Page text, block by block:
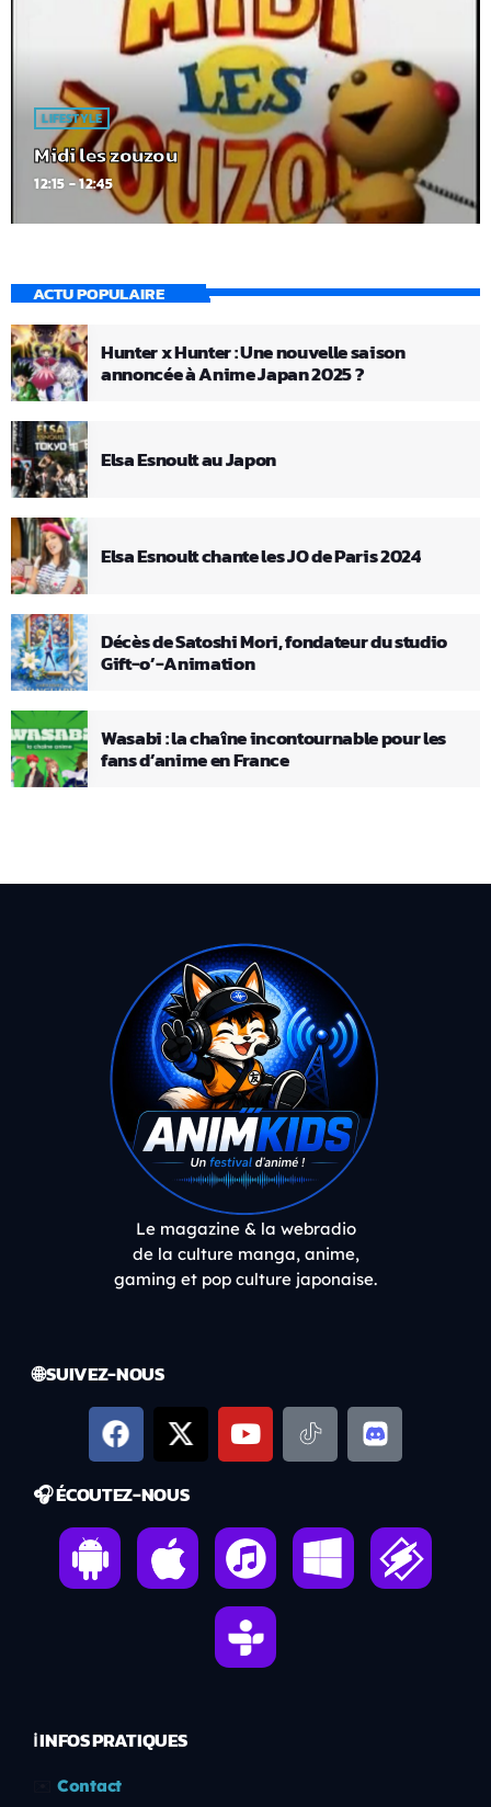
LIFESTYLE
Midi les zouzou
12:15 - 12:45
ACTU POPULAIRE
Hunter x Hunter : Une nouvelle saison
annoncée à Anime Japan 2025 ?
Elsa Esnoult au Japon
Elsa Esnoult chante les JO de Paris 2024
Décès de Satoshi Mori, fondateur du studio
Gift-o’-Animation
Wasabi : la chaîne incontournable pour les
fans d’anime en France
Le magazine & la webradio
de la culture manga, anime,
gaming et pop culture japonaise.
🌐 SUIVEZ-NOUS
🎧 ÉCOUTEZ-NOUS
ℹ️ INFOS PRATIQUES
Contact